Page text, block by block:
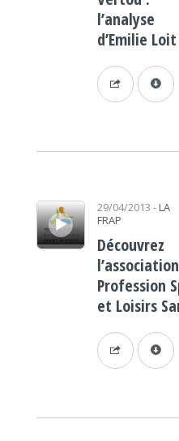
l’analyse
d’Emilie Loit
Lecteur audio 29/04/2013 - LA
FRAP
Découvrez
l’association
Profession
et Loisirs